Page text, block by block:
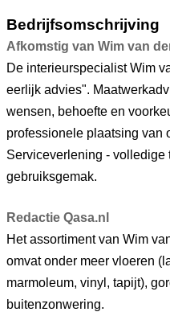
Bedrijfsomschrijving
Afkomstig van Wim van
De interieurspecialist Wim
eerlijk advies".
wensen, behoefte en
professionele plaatsing van
Serviceverlening - volledige
gebruiksgemak.
Redactie Qasa.nl
Het assortiment van Wim
omvat onder meer vloeren
marmoleum, vinyl, tapijt),
buitenzonwering.